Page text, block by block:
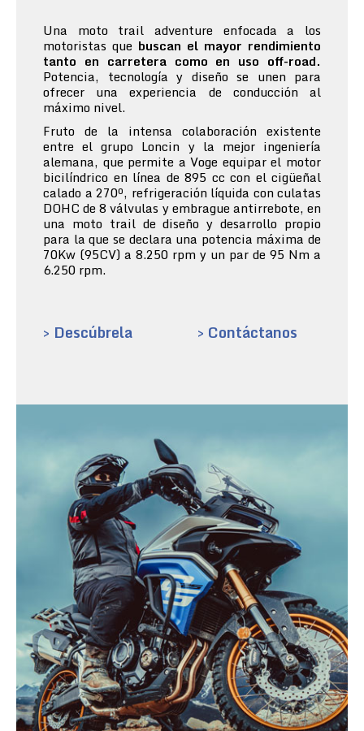
Una moto trail adventure enfocada a los
motoristas que buscan el mayor rendimiento
tanto en carretera como en uso off-road.
Potencia, tecnología y diseño se unen para
ofrecer una experiencia de conducción al
máximo nivel.
Fruto de la intensa colaboración existente
entre el grupo Loncin y la mejor ingeniería
alemana, que permite a Voge equipar el motor
bicilíndrico en línea de 895 cc con el cigüeñal
calado a 270º, refrigeración líquida con culatas
DOHC de 8 válvulas y embrague antirrebote, en
una moto trail de diseño y desarrollo propio
para la que se declara una potencia máxima de
70Kw (95CV) a 8.250 rpm y un par de 95 Nm a
6.250 rpm.
> Descúbrela > Contáctanos